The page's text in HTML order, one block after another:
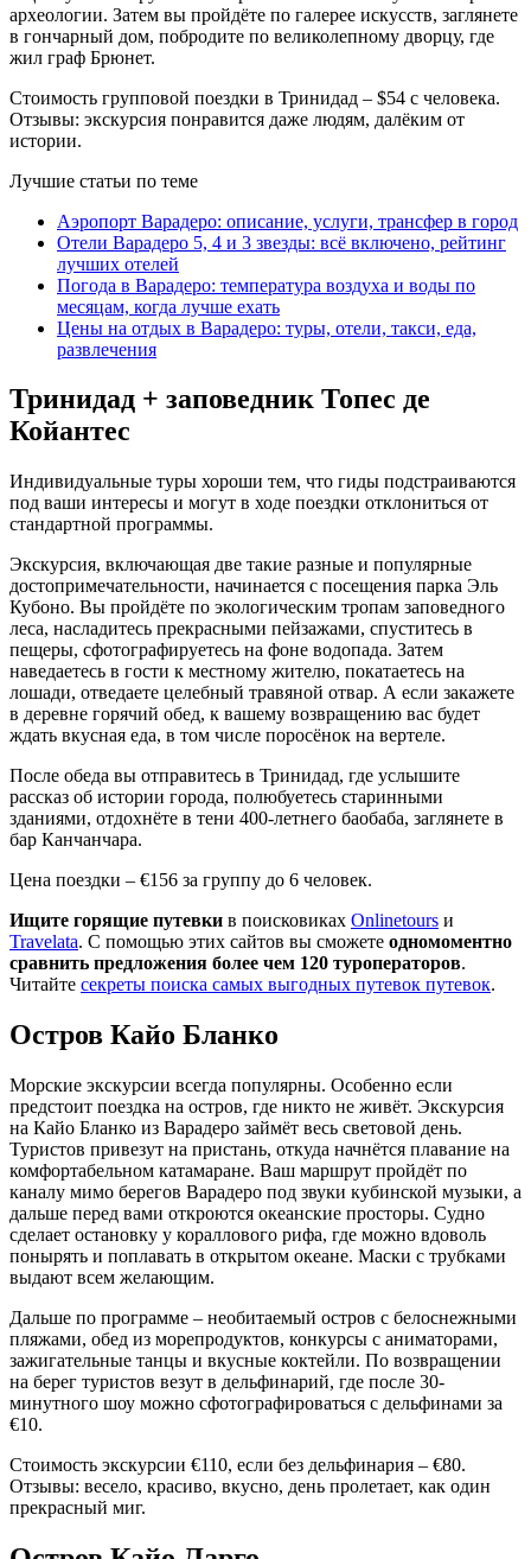
археологии. Затем вы пройдёте по галерее искусств, заглянете
в гончарный дом, побродите по великолепному дворцу, где
жил граф Брюнет.
Стоимость групповой поездки в Тринидад – $54 с человека.
Отзывы: экскурсия понравится даже людям, далёким от
истории.
Лучшие статьи по теме
Аэропорт Варадеро: описание, услуги, трансфер в город
Отели Варадеро 5, 4 и 3 звезды: всё включено, рейтинг
лучших отелей
Погода в Варадеро: температура воздуха и воды по
месяцам, когда лучше ехать
Цены на отдых в Варадеро: туры, отели, такси, еда,
развлечения
Тринидад + заповедник Топес де
Койантес
Индивидуальные туры хороши тем, что гиды подстраиваются
под ваши интересы и могут в ходе поездки отклониться от
стандартной программы.
Экскурсия, включающая две такие разные и популярные
достопримечательности, начинается с посещения парка Эль
Кубоно. Вы пройдёте по экологическим тропам заповедного
леса, насладитесь прекрасными пейзажами, спуститесь в
пещеры, сфотографируетесь на фоне водопада. Затем
наведаетесь в гости к местному жителю, покатаетесь на
лошади, отведаете целебный травяной отвар. А если закажете
в деревне горячий обед, к вашему возвращению вас будет
ждать вкусная еда, в том числе поросёнок на вертеле.
После обеда вы отправитесь в Тринидад, где услышите
рассказ об истории города, полюбуетесь старинными
зданиями, отдохнёте в тени 400-летнего баобаба, заглянете в
бар Канчанчара.
Цена поездки – €156 за группу до 6 человек.
Ищите горящие путевки в поисковиках Onlinetours и
Travelata. С помощью этих сайтов вы сможете одномоментно
сравнить предложения более чем 120 туроператоров.
Читайте секреты поиска самых выгодных путевок путевок.
Остров Кайо Бланко
Морские экскурсии всегда популярны. Особенно если
предстоит поездка на остров, где никто не живёт. Экскурсия
на Кайо Бланко из Варадеро займёт весь световой день.
Туристов привезут на пристань, откуда начнётся плавание на
комфортабельном катамаране. Ваш маршрут пройдёт по
каналу мимо берегов Варадеро под звуки кубинской музыки, а
дальше перед вами откроются океанские просторы. Судно
сделает остановку у кораллового рифа, где можно вдоволь
понырять и поплавать в открытом океане. Маски с трубками
выдают всем желающим.
Дальше по программе – необитаемый остров с белоснежными
пляжами, обед из морепродуктов, конкурсы с аниматорами,
зажигательные танцы и вкусные коктейли. По возвращении
на берег туристов везут в дельфинарий, где после 30-
минутного шоу можно сфотографироваться с дельфинами за
€10.
Стоимость экскурсии €110, если без дельфинария – €80.
Отзывы: весело, красиво, вкусно, день пролетает, как один
прекрасный миг.